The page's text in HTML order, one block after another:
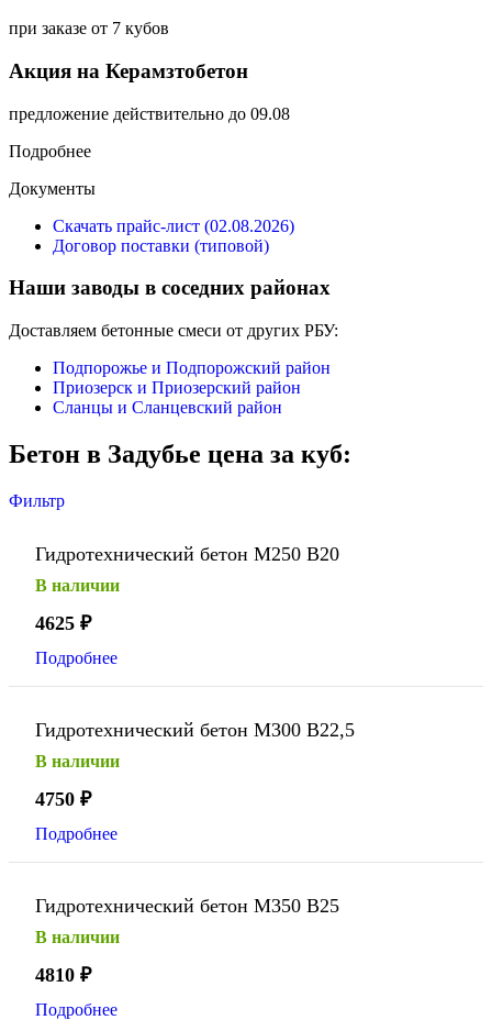
при заказе от 7 кубов
Акция на Керамзтобетон
предложение действительно до 09.08
Подробнее
Документы
Скачать прайс-лист (02.08.2026)
Договор поставки (типовой)
Наши заводы в соседних районах
Доставляем бетонные смеси от других РБУ:
Подпорожье и Подпорожский район
Приозерск и Приозерский район
Сланцы и Сланцевский район
Бетон в Задубье цена за куб:
Фильтр
Гидротехнический бетон М250 В20
В наличии
4625 ₽
Подробнее
Гидротехнический бетон М300 В22,5
В наличии
4750 ₽
Подробнее
Гидротехнический бетон М350 В25
В наличии
4810 ₽
Подробнее